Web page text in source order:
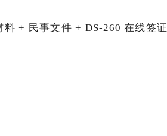
+ 民事文件 + DS-260 在线签证